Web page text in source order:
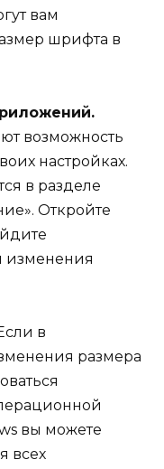
вам
шрифта в
возможность
настройках.
в разделе
Откройте
изменения
в
размера
вы можете
всех